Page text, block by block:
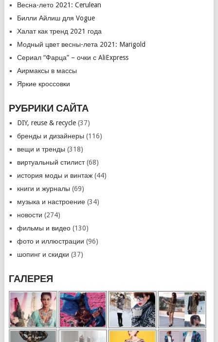
Весна-лето 2021: Cerulean
Билли Айлиш для Vogue
Халат как тренд 2021 года
Модный цвет весны-лета 2021: Marigold
Сериал “Фарца” – очки с AliExpress
Аирмаксы в массы
Яркие кроссовки
РУБРИКИ САЙТА
DIY, reuse & recycle(37)
бренды и дизайнеры (116)
вещи и тренды (318)
виртуальный стилист(68)
история моды и винтаж(44)
книги и журналы (69)
музыка и настроение(34)
новости (274)
фильмы и видео(130)
фото и иллюстрации (96)
шопинг и скидки (37)
ГАЛЕРЕЯ